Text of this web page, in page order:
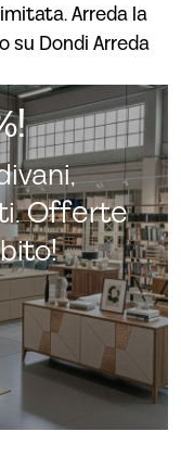
Arreda la
su Dondi Arreda
Offerte